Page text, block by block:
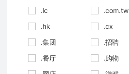
.lc
.com.tw
.hk
.cx
.集团
.招聘
.餐厅
.购物